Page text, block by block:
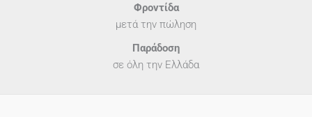
Φροντίδα
μετά την πώληση
Παράδοση
σε όλη την Ελλάδα